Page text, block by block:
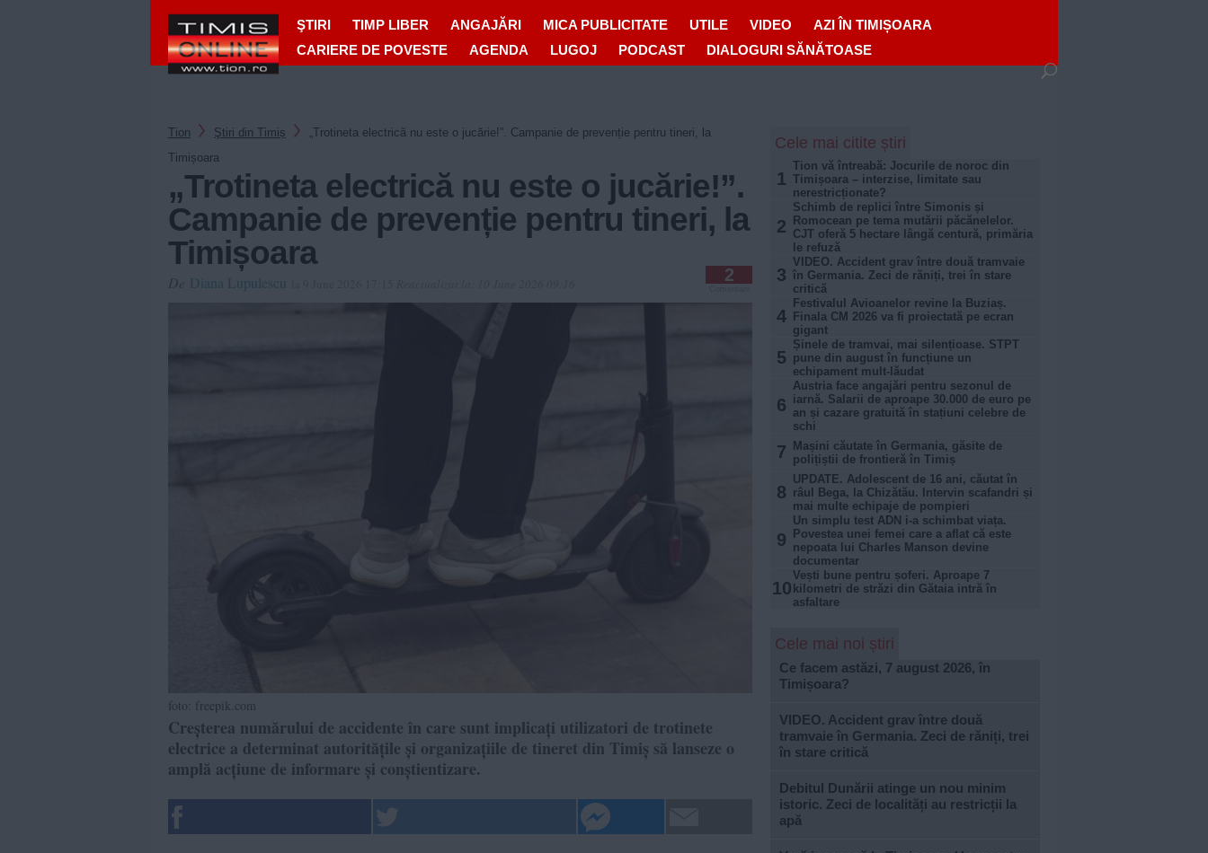
ŞTIRI TIMP LIBER ANGAJĂRI MICA PUBLICITATE UTILE VIDEO
AZI ÎN TIMIȘOARA
CARIERE DE POVESTE
AGENDA LUGOJ PODCAST DIALOGURI SĂNĂTOASE
Tion Ştiri din Timiș
„Trotineta electrică nu este o jucărie!”. Campanie de prevenție pentru tineri, la
Timișoara
„Trotineta electrică nu este o jucărie!”.
Campanie de prevenție pentru tineri, la
Timișoara
Diana Lupulescu 2
foto: freepik.com
Creșterea numărului de accidente în care sunt implicați utilizatori de trotinete
electrice a determinat autoritățile și organizațiile de tineret din Timiș să lanseze o
amplă acțiune de informare și conștientizare.
Cele mai citite știri
1
Tion vă întreabă: Jocurile de noroc din
Timișoara – interzise, limitate sau
nerestricționate?
2
Schimb de replici între Simonis și
Romocean pe tema mutării păcănelelor.
CJT oferă 5 hectare lângă centură, primăria
le refuză
3
VIDEO. Accident grav între două tramvaie
în Germania. Zeci de răniți, trei în stare
critică
4
Festivalul Avioanelor revine la Buziaș.
Finala CM 2026 va fi proiectată pe ecran
gigant
5
Șinele de tramvai, mai silențioase. STPT
pune din august în funcțiune un
echipament mult-lăudat
6
Austria face angajări pentru sezonul de
iarnă. Salarii de aproape 30.000 de euro pe
an și cazare gratuită în stațiuni celebre de
schi
7
Mașini căutate în Germania, găsite de
polițiștii de frontieră în Timiș
8
UPDATE. Adolescent de 16 ani, căutat în
râul Bega, la Chizătău. Intervin scafandri și
mai multe echipaje de pompieri
9
Un simplu test ADN i-a schimbat viața.
Povestea unei femei care a aflat că este
nepoata lui Charles Manson devine
documentar
10
Vești bune pentru șoferi. Aproape 7
kilometri de străzi din Gătaia intră în
asfaltare
Cele mai noi știri
Ce facem astăzi, 7 august 2026, în
Timișoara?
VIDEO. Accident grav între două
tramvaie în Germania. Zeci de răniți, trei
în stare critică
Debitul Dunării atinge un nou minim
istoric. Zeci de localități au restricții la
apă